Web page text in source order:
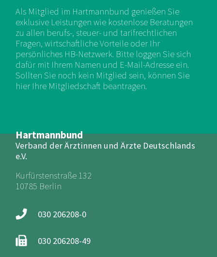
Hartmannbund
Verband der Ärztinnen und Ärzte Deutschlands
e.V.
Kurfürstenstraße 132
10785 Berlin
030 206208-0
030 206208-49
Als Mitglied im Hartmannbund genießen Sie
exklusive Leistungen wie kostenlose Beratungen
zu allen berufs-, steuer- und tarifrechtlichen
Fragen, wirtschaftliche Vorteile oder Ihr
persönliches HB-Netzwerk. Bitte loggen Sie sich
dafür mit Ihrem Namen und E-Mail-Adresse ein.
Sollten Sie noch kein Mitglied sein, können Sie
hier Ihre Mitgliedschaft beantragen.